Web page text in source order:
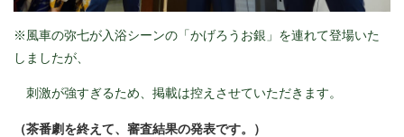
※風車の弥七が入浴シーンの「かげろうお銀」を連れて登場いた
しましたが、
刺激が強すぎるため、掲載は控えさせていただきます。
（茶番劇を終えて、審査結果の発表です。）